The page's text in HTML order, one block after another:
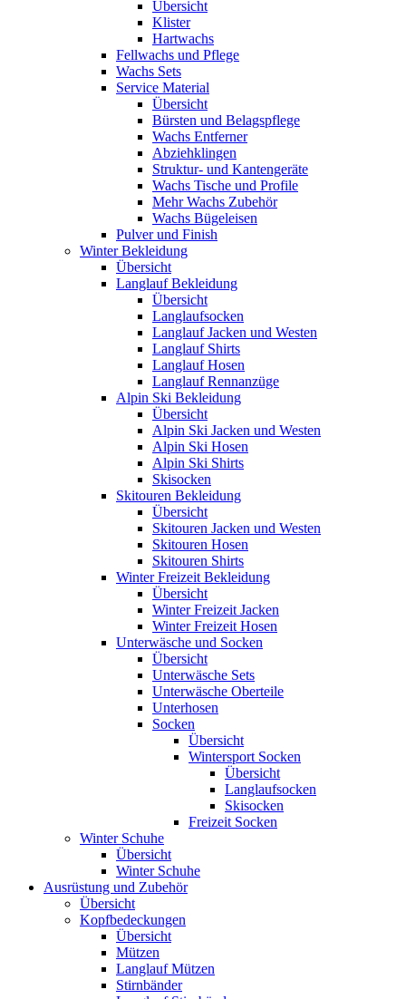
Übersicht
Klister
Hartwachs
Fellwachs und Pflege
Wachs Sets
Service Material
Übersicht
Bürsten und Belagspflege
Wachs Entferner
Abziehklingen
Struktur- und Kantengeräte
Wachs Tische und Profile
Mehr Wachs Zubehör
Wachs Bügeleisen
Pulver und Finish
Winter Bekleidung
Übersicht
Langlauf Bekleidung
Übersicht
Langlaufsocken
Langlauf Jacken und Westen
Langlauf Shirts
Langlauf Hosen
Langlauf Rennanzüge
Alpin Ski Bekleidung
Übersicht
Alpin Ski Jacken und Westen
Alpin Ski Hosen
Alpin Ski Shirts
Skisocken
Skitouren Bekleidung
Übersicht
Skitouren Jacken und Westen
Skitouren Hosen
Skitouren Shirts
Winter Freizeit Bekleidung
Übersicht
Winter Freizeit Jacken
Winter Freizeit Hosen
Unterwäsche und Socken
Übersicht
Unterwäsche Sets
Unterwäsche Oberteile
Unterhosen
Socken
Übersicht
Wintersport Socken
Übersicht
Langlaufsocken
Skisocken
Freizeit Socken
Winter Schuhe
Übersicht
Winter Schuhe
Ausrüstung und Zubehör
Übersicht
Kopfbedeckungen
Übersicht
Mützen
Langlauf Mützen
Stirnbänder